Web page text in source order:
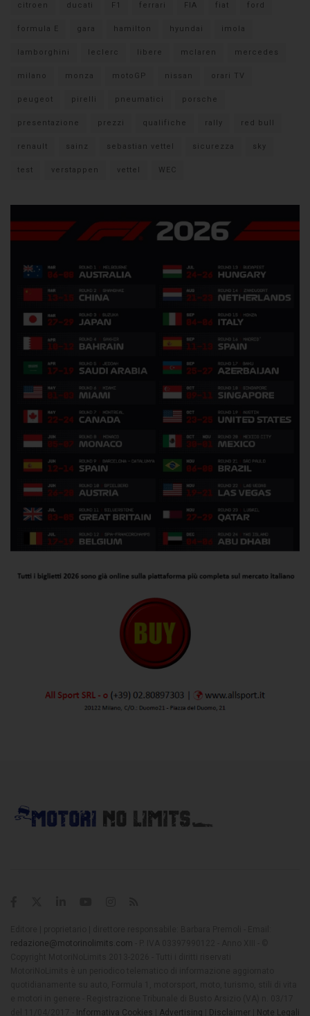
citroen ducati F1 ferrari FIA fiat ford
formula E gara hamilton hyundai imola
lamborghini leclerc libere mclaren mercedes
milano monza motoGP nissan orari TV
peugeot pirelli pneumatici porsche
presentazione prezzi qualifiche rally red bull
renault sainz sebastian vettel sicurezza sky
test verstappen vettel WEC
redazione@motorinolimits.com
Informativa Cookies Advertising Disclaimer Note Legali